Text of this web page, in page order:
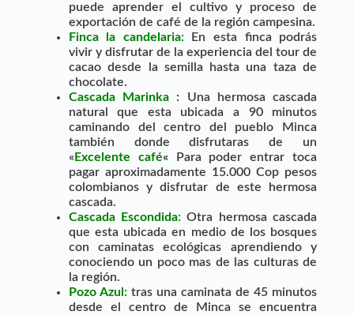
puede aprender el cultivo y proceso de
exportación de café de la región campesina.
Finca la candelaria: En esta finca podrás
vivir y disfrutar de la experiencia del tour de
cacao desde la semilla hasta una taza de
chocolate.
Cascada Marinka : Una hermosa cascada
natural que esta ubicada a 90 minutos
caminando del centro del pueblo Minca
también donde disfrutaras de un
« Excelente café«Para poder entrar toca
pagar aproximadamente 15.000 Cop pesos
colombianos y disfrutar de este hermosa
cascada.
Cascada Escondida: Otra hermosa cascada
que esta ubicada en medio de los bosques
con caminatas ecológicas aprendiendo y
conociendo un poco mas de las culturas de
la región.
Pozo Azul:tras una caminata de 45 minutos
desde el centro de Minca se encuentra